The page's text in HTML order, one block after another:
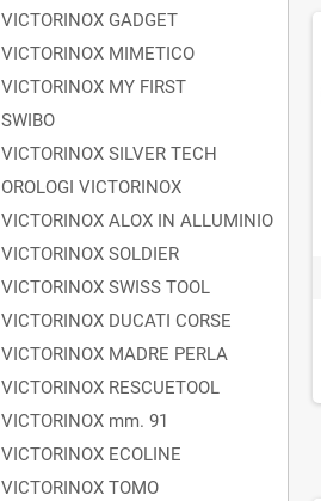
VICTORINOX GADGET
VICTORINOX MIMETICO
VICTORINOX MY FIRST
SWIBO
VICTORINOX SILVER TECH
OROLOGI VICTORINOX
VICTORINOX ALOX IN ALLUMINIO
VICTORINOX SOLDIER
VICTORINOX SWISS TOOL
VICTORINOX DUCATI CORSE
VICTORINOX MADRE PERLA
VICTORINOX RESCUETOOL
VICTORINOX mm. 91
VICTORINOX ECOLINE
VICTORINOX TOMO